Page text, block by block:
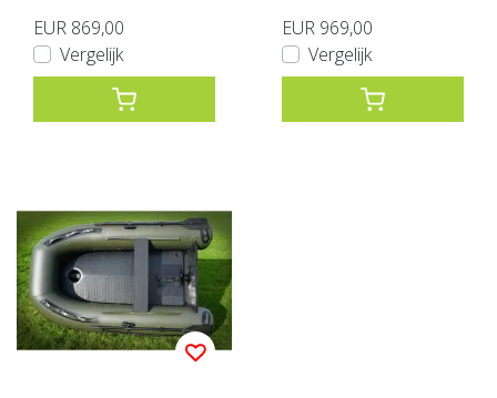
EUR 869,00
Vergelijk
EUR 969,00
Vergelijk